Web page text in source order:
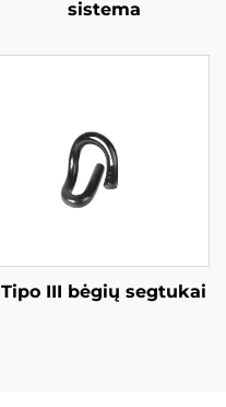
sistema
Tipo III bėgių segtukai